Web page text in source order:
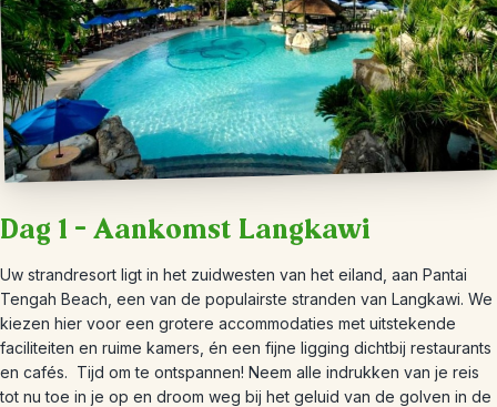
Dag 1 – Aankomst Langkawi
Uw strandresort ligt in het zuidwesten van het eiland, aan Pantai
Tengah Beach, een van de populairste stranden van Langkawi. We
kiezen hier voor een grotere accommodaties met uitstekende
faciliteiten en ruime kamers, én een fijne ligging dichtbij restaurants
en cafés. Tijd om te ontspannen! Neem alle indrukken van je reis
tot nu toe in je op en droom weg bij het geluid van de golven in de